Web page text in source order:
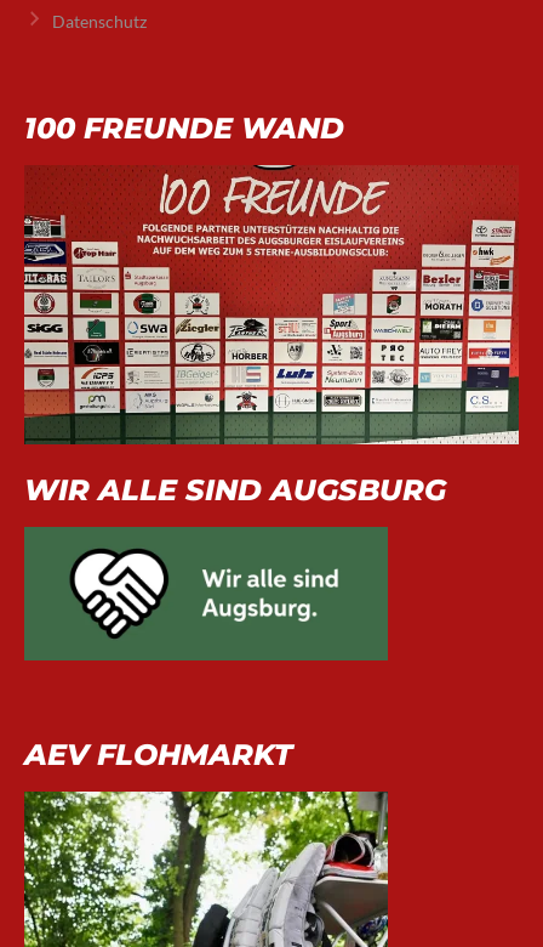
Datenschutz
100 FREUNDE WAND
WIR ALLE SIND AUGSBURG
AEV FLOHMARKT